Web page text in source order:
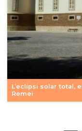
L’eclipsi solar total,
Remei